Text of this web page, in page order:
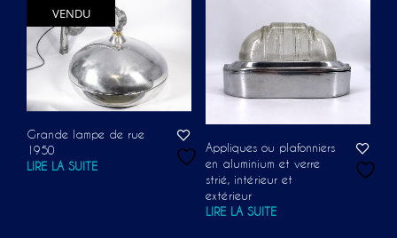
VENDU
Grande lampe de rue
1950
LIRE LA SUITE
Appliques ou plafonniers
en aluminium et verre
strié, intérieur et
extérieur
LIRE LA SUITE